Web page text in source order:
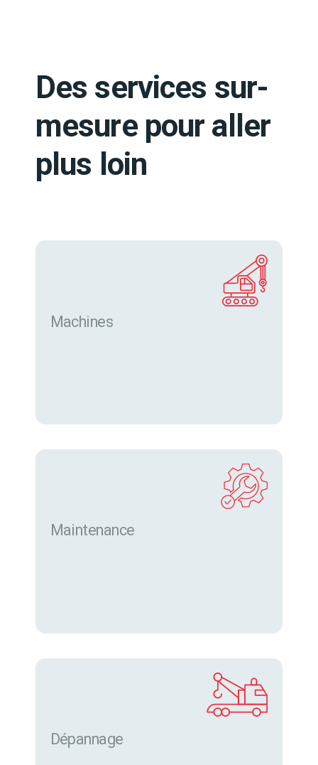
Des services sur-
mesure pour aller
plus loin
Machines
Maintenance
Dépannage